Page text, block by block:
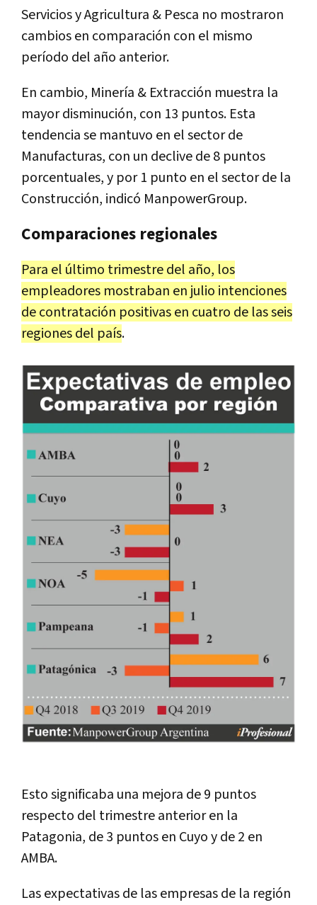
Servicios y Agricultura & Pesca no mostraron
cambios en comparación con el mismo
período del año anterior.
En cambio, Minería & Extracción muestra la
mayor disminución, con 13 puntos. Esta
tendencia se mantuvo en el sector de
Manufacturas, con un declive de 8 puntos
porcentuales, y por 1 punto en el sector de la
Construcción, indicó ManpowerGroup.
Comparaciones regionales
Para el último trimestre del año, los
empleadores mostraban en julio intenciones
de contratación positivas en cuatro de las seis
regiones del país.
Esto significaba una mejora de 9 puntos
respecto del trimestre anterior en la
Patagonia, de 3 puntos en Cuyo y de 2 en
AMBA.
Las expectativas de las empresas de la región